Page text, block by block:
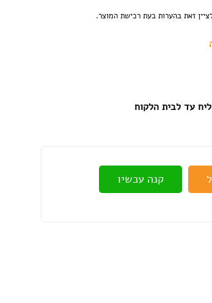
זאת בהערות בעת רכישת המוצר.
קנה עכשיו